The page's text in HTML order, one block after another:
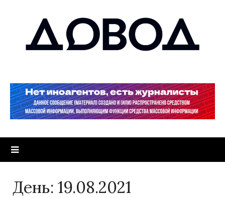
День: 19.08.2021